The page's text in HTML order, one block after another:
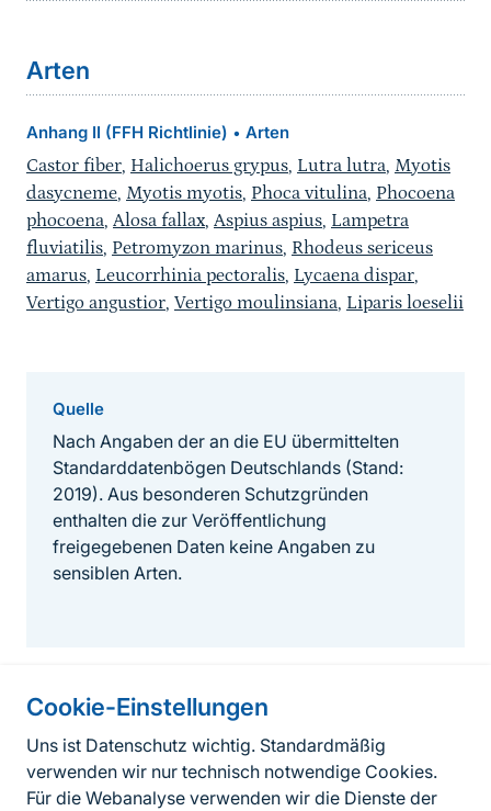
Cookie-Einstellungen
Uns ist Datenschutz wichtig. Standardmäßig
verwenden wir nur technisch notwendige Cookies.
Für die Webanalyse verwenden wir die Dienste der
Arten
Anhang II (FFH Richtlinie) • Arten
Castor fiber, Halichoerus grypus, Lutra lutra, Myotis
dasycneme, Myotis myotis, Phoca vitulina, Phocoena
phocoena, Alosa fallax, Aspius aspius, Lampetra
fluviatilis, Petromyzon marinus, Rhodeus sericeus
amarus, Leucorrhinia pectoralis, Lycaena dispar,
Vertigo angustior, Vertigo moulinsiana, Liparis loeselii
Quelle
Nach Angaben der an die EU übermittelten
Standarddatenbögen Deutschlands (Stand:
2019). Aus besonderen Schutzgründen
enthalten die zur Veröffentlichung
freigegebenen Daten keine Angaben zu
sensiblen Arten.
Informationen zur Seite
FußzeileKontakt zum BfN